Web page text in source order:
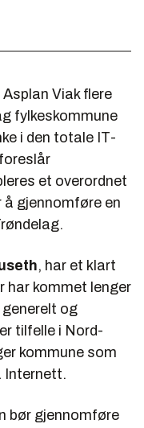
Viak flere
fylkeskommune
i den totale IT-
et overordnet
gjennomføre en
, har et klart
har kommet lenger
generelt og
tilfelle i Nord-
kommune som
Internett.
bør gjennomføre